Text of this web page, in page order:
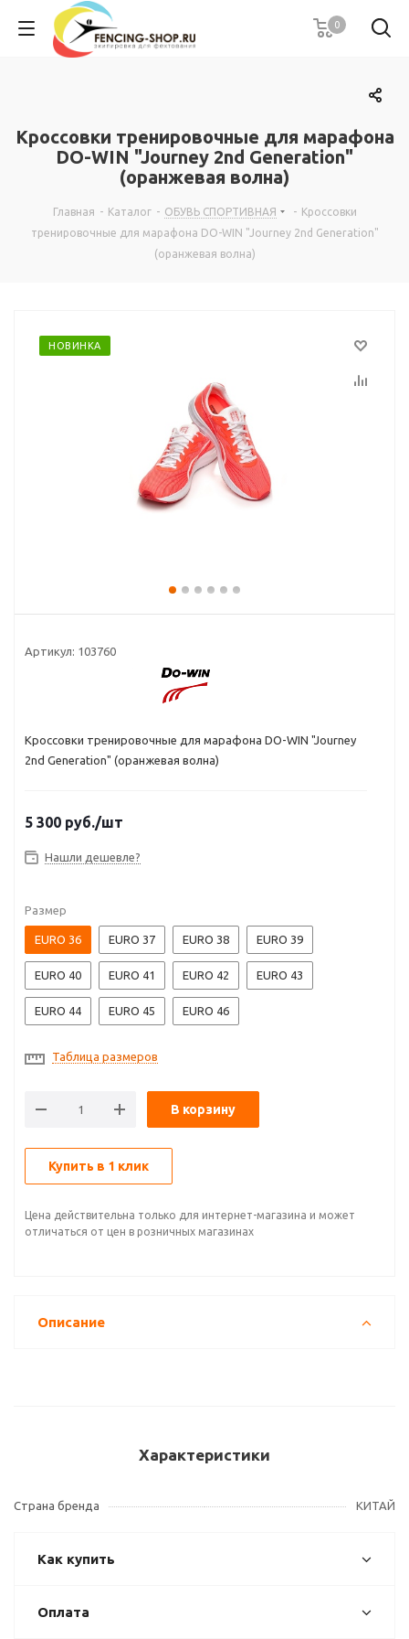
0
Кроссовки тренировочные для марафона
DO-WIN "Journey 2nd Generation"
(оранжевая волна)
Главная - Каталог - ОБУВЬ СПОРТИВНАЯ - Кроссовки
тренировочные для марафона DO-WIN "Journey 2nd Generation"
(оранжевая волна)
НОВИНКА
Артикул: 103760
Кроссовки тренировочные для марафона DO-WIN "Journey
2nd Generation" (оранжевая волна)
5 300 руб./шт
Нашли дешевле?
Размер
EURO 36 EURO 37 EURO 38 EURO 39
EURO 40 EURO 41 EURO 42 EURO 43
EURO 44 EURO 45 EURO 46
Таблица размеров
В корзину
Купить в 1 клик
Цена действительна только для интернет-магазина и может
отличаться от цен в розничных магазинах
Описание
Характеристики
Страна бренда КИТАЙ
Как купить
Оплата